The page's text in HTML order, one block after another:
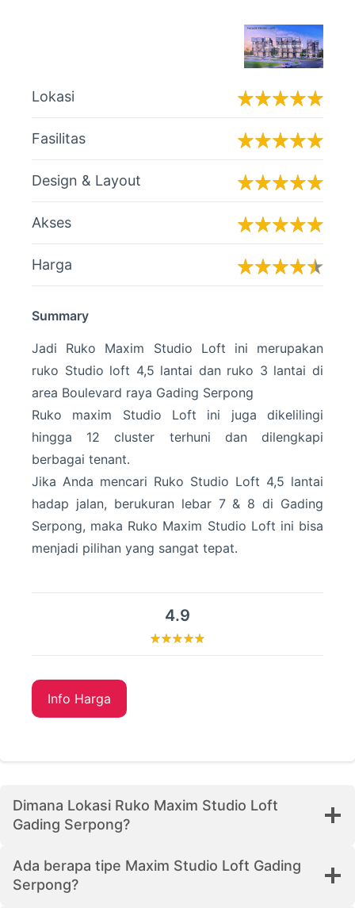
Lokasi
Fasilitas
Design & Layout
Akses
Harga
Summary
Jadi Ruko Maxim Studio Loft ini merupakan
ruko Studio loft 4,5 lantai dan ruko 3 lantai di
area Boulevard raya Gading Serpong
Ruko maxim Studio Loft ini juga dikelilingi
hingga 12 cluster terhuni dan dilengkapi
berbagai tenant.
Jika Anda mencari Ruko Studio Loft 4,5 lantai
hadap jalan, berukuran lebar 7 & 8 di Gading
Serpong, maka Ruko Maxim Studio Loft ini bisa
menjadi pilihan yang sangat tepat.
4.9
Info Harga
Dimana Lokasi Ruko Maxim Studio Loft
Gading Serpong?
Ada berapa tipe Maxim Studio Loft Gading
Serpong?